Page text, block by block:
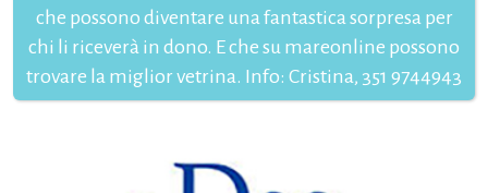
che possono diventare una fantastica sorpresa per
chi li riceverà in dono. E che su mareonline possono
trovare la miglior vetrina. Info: Cristina, 351 9744943